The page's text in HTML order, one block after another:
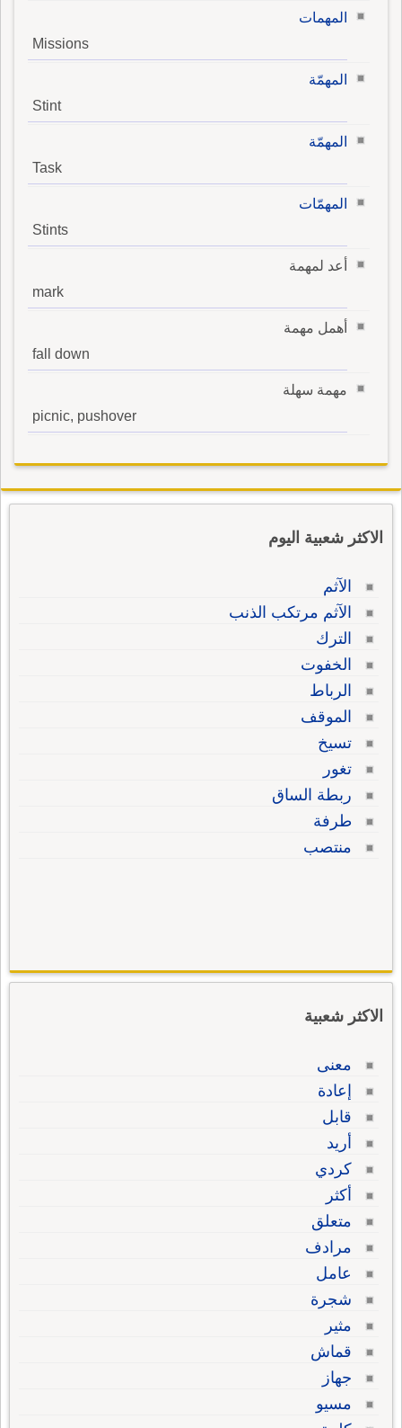
المهمات
Missions
المهمّة
Stint
المهمّة
Task
المهمّات
Stints
أعد لمهمة
mark
أهمل مهمة
fall down
مهمة سهلة
picnic, pushover
الاكثر شعبية اليوم
الآثم
الآثم مرتكب الذنب
الترك
الخفوت
الرباط
الموقف
تسيخ
تغور
ربطة الساق
طرفة
منتصب
الاكثر شعبية
معنى
إعادة
قابل
أريد
كردي
أكثر
متعلق
مرادف
عامل
شجرة
مثير
قماش
جهاز
مسيو